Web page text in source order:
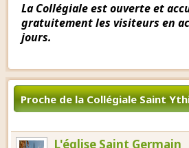
La Collégiale est ouverte et
gratuitement les visiteurs en
jours.
Proche de la Collégiale Saint
L'église Saint Germain